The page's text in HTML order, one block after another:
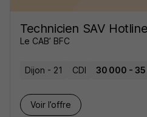
Technicien SAV
Le CAB’ BFC
Dijon - 21 CDI 30 000 -
Voir l’offre